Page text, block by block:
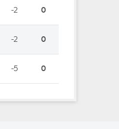
-2 0
-2 0
-5 0